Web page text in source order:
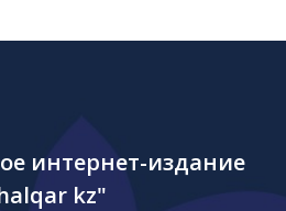
интернет-издание
kz"